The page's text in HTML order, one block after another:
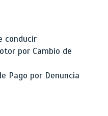
conducir
por Cambio de
Pago por Denuncia